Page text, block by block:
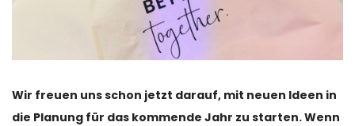
Wir freuen uns schon jetzt darauf, mit neuen Ideen in
die Planung für das kommende Jahr zu starten. Wenn